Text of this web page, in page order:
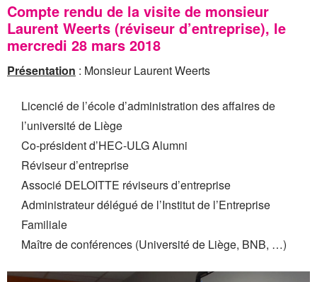
Compte rendu de la visite de monsieur
Laurent Weerts (réviseur d’entreprise), le
mercredi 28 mars 2018
Présentation : Monsieur Laurent Weerts
Licencié de l’école d’administration des affaires de
l’université de Liège
Co-président d’HEC-ULG Alumni
Réviseur d’entreprise
Associé DELOITTE réviseurs d’entreprise
Administrateur délégué de l’Institut de l’Entreprise
Familiale
Maître de conférences (Université de Liège, BNB, …)